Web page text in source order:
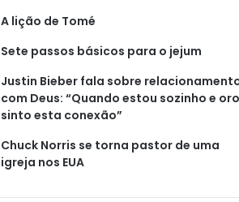
A lição de Tomé
Sete passos básicos para o jejum
Justin Bieber fala sobre
com Deus: “Quando estou sozinho e
sinto esta conexão”
Chuck Norris se torna pastor de uma
igreja nos EUA